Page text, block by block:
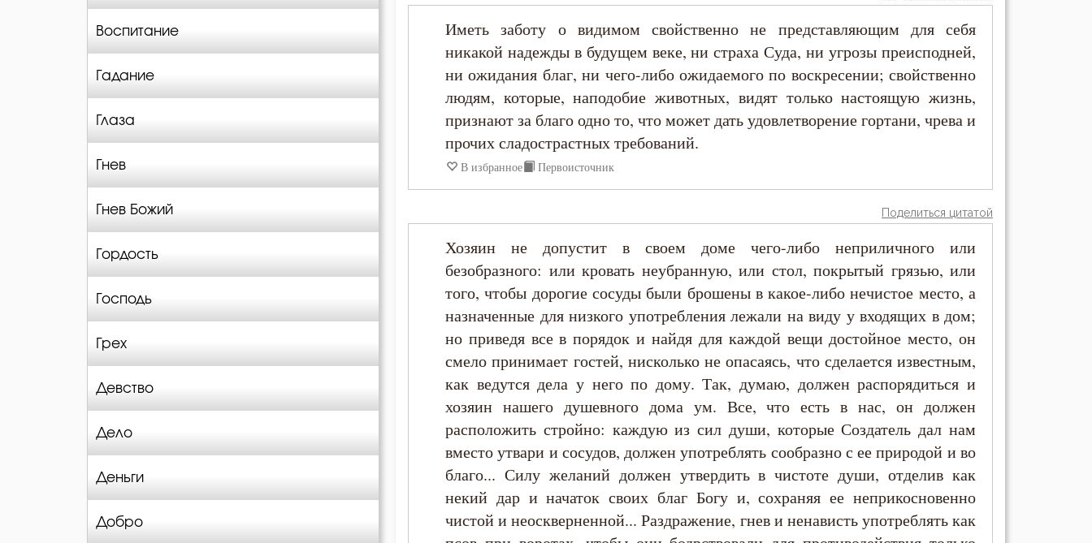
Воспитание
Гадание
Глаза
Гнев
Гнев Божий
Гордость
Господь
Грех
Девство
Дело
Деньги
Добро
Марк Подвижник
Моисей Оптинский (Путилов)
Нектарий Оптинский (Тихонов)
Никита Стифат
Никодим Святогорец
Николай Сербский
Никон Оптинский (Беляев)
Нил Синайский
Пимен Великий
Серафим Саровский
Симеон Новый Богослов
Иметь заботу о видимом свойственно не представляющим для себя
никакой надежды в будущем веке, ни страха Суда, ни угрозы преисподней,
ни ожидания благ, ни чего-либо ожидаемого по воскресении; свойственно
людям, которые, наподобие животных, видят только настоящую жизнь,
признают за благо одно то, что может дать удовлетворение гортани, чрева и
прочих сладострастных требований.
В избранное Первоисточник
Поделиться цитатой
Хозяин не допустит в своем доме чего-либо неприличного или
безобразного: или кровать неубранную, или стол, покрытый грязью, или
того, чтобы дорогие сосуды были брошены в какое-либо нечистое место, а
назначенные для низкого употребления лежали на виду у входящих в дом;
но приведя все в порядок и найдя для каждой вещи достойное место, он
смело принимает гостей, нисколько не опасаясь, что сделается известным,
как ведутся дела у него по дому. Так, думаю, должен распорядиться и
хозяин нашего душевного дома ум. Все, что есть в нас, он должен
расположить стройно: каждую из сил души, которые Создатель дал нам
вместо утвари и сосудов, должен употреблять сообразно с ее природой и во
благо... Силу желаний должен утвердить в чистоте души, отделив как
некий дар и начаток своих благ Богу и, сохраняя ее неприкосновенно
чистой и неоскверненной... Раздражение, гнев и ненависть употреблять как